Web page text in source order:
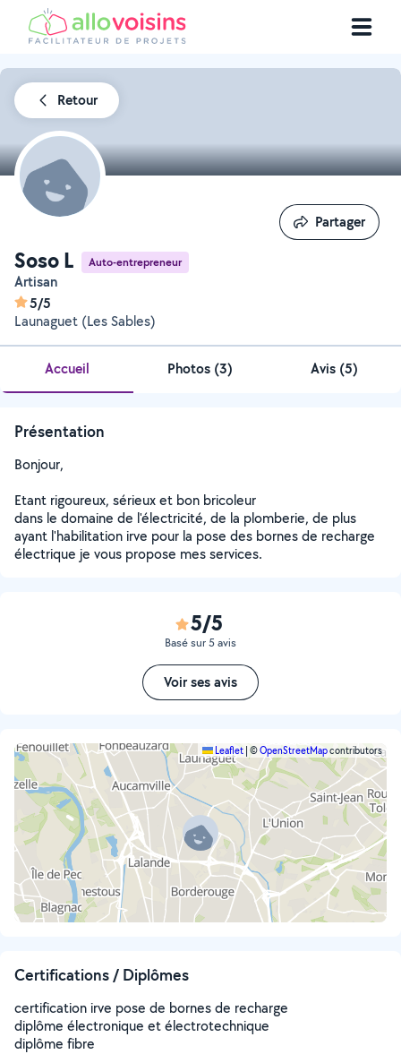
Retour
Soso L Auto-entrepreneur
Artisan
5/5
Launaguet (Les Sables)
Partager
Partager
Accueil Photos (3) Avis (5)
Présentation
Bonjour,
Etant rigoureux, sérieux et bon bricoleur
dans le domaine de l'électricité, de la plomberie, de plus
ayant l'habilitation irve pour la pose des bornes de recharge
électrique je vous propose mes services.
5/5
Basé sur 5 avis
Voir ses avis
Leaflet ©OpenStreetMapcontributors
Certifications / Diplômes
certification irve pose de bornes de recharge
diplôme électronique et électrotechnique
diplôme fibre